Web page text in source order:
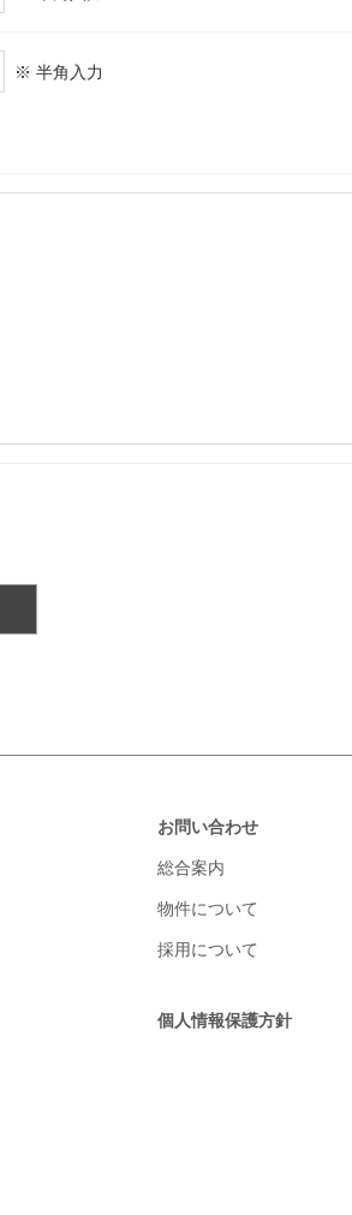
※ 半角入力
お問い合わせ
総合案内
物件について
採用について
個人情報保護方針